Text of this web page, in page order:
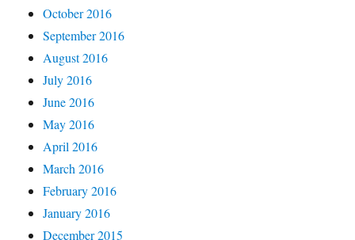
October 2016
September 2016
August 2016
July 2016
June 2016
May 2016
April 2016
March 2016
February 2016
January 2016
December 2015